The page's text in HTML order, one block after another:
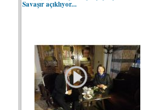
Savaşır açıklıyor...